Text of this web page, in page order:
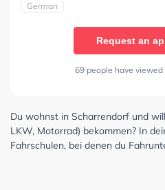
German
Request an
69 people have
Du wohnst in Scharrendorf und
LKW, Motorrad) bekommen? In
Fahrschulen, bei denen du